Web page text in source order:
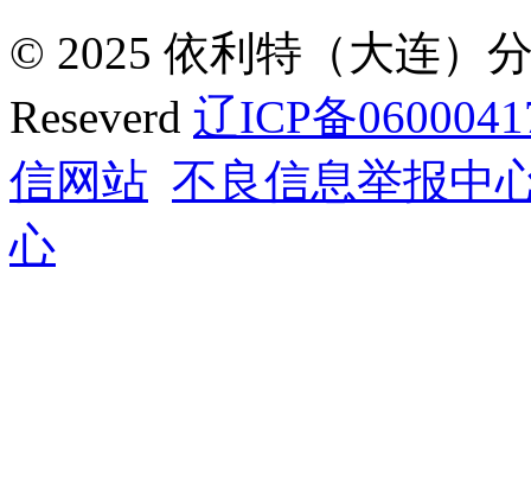
© 2025 依利特（大连）
Reseverd 辽ICP备
信网站 不良信息举报中
心